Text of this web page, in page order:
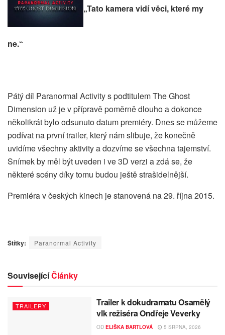
„Tato kamera vidí věci, které my
ne.“
Pátý díl Paranormal Activity s podtitulem The Ghost
Dimension už je v přípravě poměrně dlouho a dokonce
několikrát bylo odsunuto datum premiéry. Dnes se můžeme
podívat na první trailer, který nám slibuje, že konečně
uvidíme všechny aktivity a dozvíme se všechna tajemství.
Snímek by měl být uveden i ve 3D verzi a zdá se, že
některé scény díky tomu budou ještě strašidelnější.
Premiéra v českých kinech je stanovená na 29. října 2015.
Štítky: Paranormal Activity
SouvisejícíČlánky
TRAILERY
Trailer k dokudramatu Osamělý
vlk režiséra Ondřeje Veverky
OD ELIŠKA BARTLOVÁ 5 SRPNA, 2026